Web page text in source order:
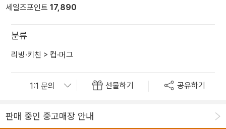
세일즈포인트 17,890
분류
리빙·키친 > 컵·머그
선물하기 공유하기
판매 중인 중고매장 안내